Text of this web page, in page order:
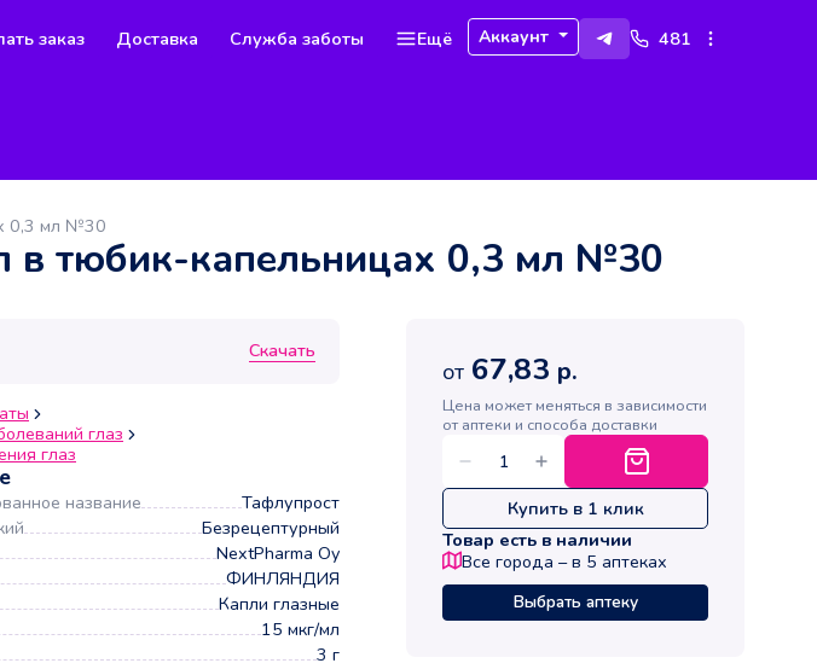
заказ Доставка Служба заботы Ещё Аккаунт 481
0,3 мл №30
в тюбик-капельницах 0,3 мл №30
Скачать
глаз
глаз
название
Тафлупрост
Безрецептурный
NextPharma Oy
ФИНЛЯНДИЯ
Капли глазные
15 мкг/мл
3 г
от 67,83 р.
Цена может меняться в зависимости
от аптеки и способа доставки
Купить в 1 клик
Товар есть в наличии
Все города – в 5 аптеках
Выбрать аптеку